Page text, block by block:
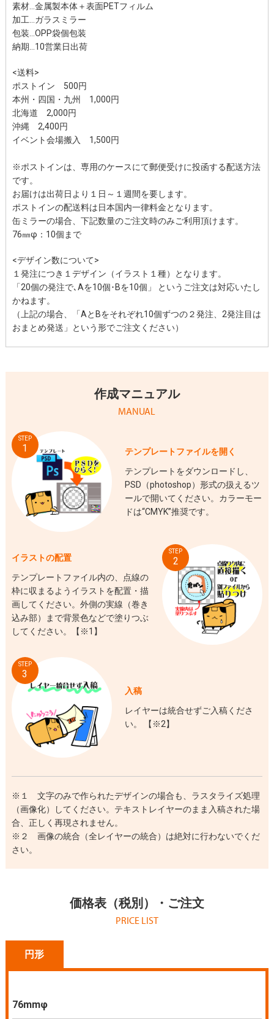
素材…金属製本体＋表面PETフィルム
加工…ガラスミラー
包装…OPP袋個包装
納期…10営業日出荷
<送料>
ポストイン 500円
本州・四国・九州 1,000円
北海道 2,000円
沖縄 2,400円
イベント会場搬入 1,500円
※ポストインは、専用のケースにて郵便受けに投函する配送方法
です。
お届けは出荷日より１日～１週間を要します。
ポストインの配送料は日本国内一律料金となります。
缶ミラーの場合、下記数量のご注文時のみご利用頂けます。
76㎜φ：10個まで
<デザイン数について>
１発注につき１デザイン（イラスト１種）となります。
「20個の発注で､Aを10個･Bを10個」 というご注文は対応いたし
かねます。
（上記の場合、「AとBをそれぞれ10個ずつの２発注、2発注目は
おまとめ発送」という形でご注文ください）
作成マニュアル
MANUAL
STEP
1
テンプレートファイルを開く
テンプレートをダウンロードし、
PSD（photoshop）形式の扱えるツ
ールで開いてください。カラーモー
ドは“CMYK”推奨です。
STEP
2
イラストの配置
テンプレートファイル内の、点線の
枠に収まるようイラストを配置・描
画してください。外側の実線（巻き
込み部）まで背景色などで塗りつぶ
してください。【※1】
STEP
3
入稿
レイヤーは統合せずご入稿くださ
い。 【※2】
※１ 文字のみで作られたデザインの場合も、ラスタライズ処理
（画像化）してください。テキストレイヤーのまま入稿された場
合、正しく再現されません。
※２ 画像の統合（全レイヤーの統合）は絶対に行わないでくだ
さい。
価格表（税別）・ご注文
PRICE LIST
円形